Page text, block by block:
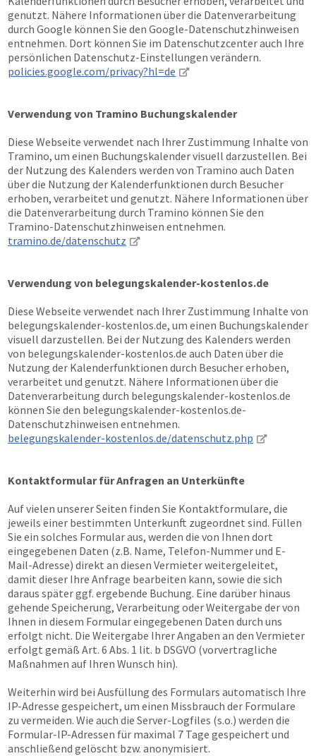
genutzt. Nähere Informationen über die Datenverarbeitung
durch Google können Sie den Google-Datenschutzhinweisen
entnehmen. Dort können Sie im Datenschutzcenter auch Ihre
persönlichen Datenschutz-Einstellungen verändern.
policies.google.com/privacy?hl=de
Verwendung von Tramino Buchungskalender
Diese Webseite verwendet nach Ihrer Zustimmung Inhalte von
Tramino, um einen Buchungskalender visuell darzustellen. Bei
der Nutzung des Kalenders werden von Tramino auch Daten
über die Nutzung der Kalenderfunktionen durch Besucher
erhoben, verarbeitet und genutzt. Nähere Informationen über
die Datenverarbeitung durch Tramino können Sie den
Tramino-Datenschutzhinweisen entnehmen.
tramino.de/datenschutz
Verwendung von belegungskalender-kostenlos.de
Diese Webseite verwendet nach Ihrer Zustimmung Inhalte von
belegungskalender-kostenlos.de, um einen Buchungskalender
visuell darzustellen. Bei der Nutzung des Kalenders werden
von belegungskalender-kostenlos.de auch Daten über die
Nutzung der Kalenderfunktionen durch Besucher erhoben,
verarbeitet und genutzt. Nähere Informationen über die
Datenverarbeitung durch belegungskalender-kostenlos.de
können Sie den belegungskalender-kostenlos.de-
Datenschutzhinweisen entnehmen.
belegungskalender-kostenlos.de/datenschutz.php
Kontaktformular für Anfragen an Unterkünfte
Auf vielen unserer Seiten finden Sie Kontaktformulare, die
jeweils einer bestimmten Unterkunft zugeordnet sind. Füllen
Sie ein solches Formular aus, werden die von Ihnen dort
eingegebenen Daten (z.B. Name, Telefon-Nummer und E-
Mail-Adresse) direkt an diesen Vermieter weitergeleitet,
damit dieser Ihre Anfrage bearbeiten kann, sowie die sich
daraus später ggf. ergebende Buchung. Eine darüber hinaus
gehende Speicherung, Verarbeitung oder Weitergabe der von
Ihnen in diesem Formular eingegebenen Daten durch uns
erfolgt nicht. Die Weitergabe Ihrer Angaben an den Vermieter
erfolgt gemäß Art. 6 Abs. 1 lit. b DSGVO (vorvertragliche
Maßnahmen auf Ihren Wunsch hin).
Weiterhin wird bei Ausfüllung des Formulars automatisch Ihre
IP-Adresse gespeichert, um einen Missbrauch der Formulare
zu vermeiden. Wie auch die Server-Logfiles (s.o.) werden die
Formular-IP-Adressen für maximal 7 Tage gespeichert und
anschließend gelöscht bzw. anonymisiert.